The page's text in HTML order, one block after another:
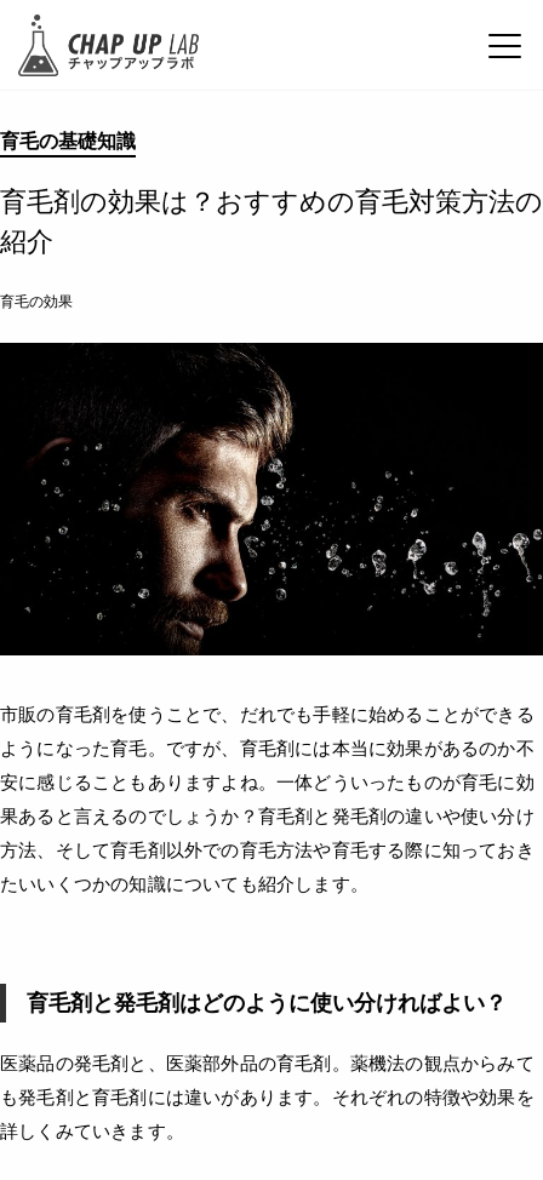
育毛の基礎知識
育毛剤の効果は？おすすめの育毛対策方法の
紹介
育毛の効果
市販の育毛剤を使うことで、だれでも手軽に始めることができる
ようになった育毛。ですが、育毛剤には本当に効果があるのか不
安に感じることもありますよね。一体どういったものが育毛に効
果あると言えるのでしょうか？育毛剤と発毛剤の違いや使い分け
方法、そして育毛剤以外での育毛方法や育毛する際に知っておき
たいいくつかの知識についても紹介します。
育毛剤と発毛剤はどのように使い分ければよい？
医薬品の発毛剤と、医薬部外品の育毛剤。薬機法の観点からみて
も発毛剤と育毛剤には違いがあります。それぞれの特徴や効果を
詳しくみていきます。